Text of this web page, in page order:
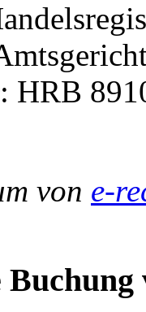
HRB
von e-